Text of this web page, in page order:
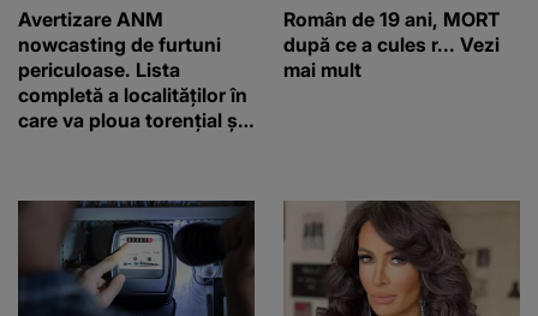
Avertizare ANM
nowcasting de furtuni
periculoase. Lista
completă a localităților în
care va ploua torențial și
Român de 19 ani, MORT
după ce a cules r... Vezi
mai mult